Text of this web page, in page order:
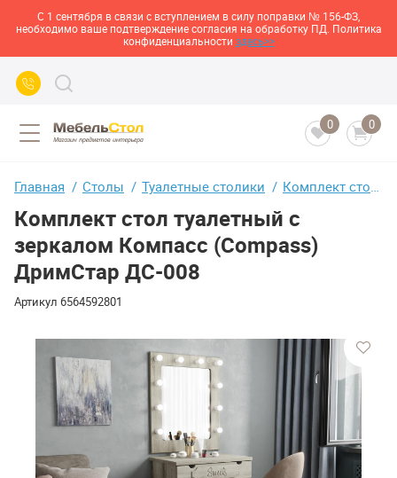
С 1 сентября в связи с вступлением в силу поправки № 156-ФЗ,
необходимо ваше подтверждение согласия на обработку ПД. Политика
конфиденциальности здесь>>
0 0
Главная Столы Туалетные столики Комплект стол туалетный с зеркалом Компасс (Compass) ДримСтар ДС-008
Комплект стол туалетный с
зеркалом Компасс (Compass)
ДримСтар ДС-008
Артикул 6564592801